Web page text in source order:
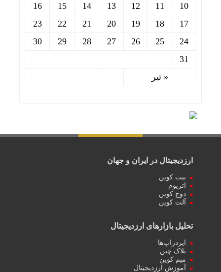
« تیر
10
11
12
13
14
15
16
17
18
19
20
21
22
23
24
25
26
27
28
29
30
31
ارزدیجیتال در ایران و جهان
بیت کوین
اتریوم
دوج کوین
آلت کوین
تحلیل بازارهای ارزدیجیتال
ایردراپ‌ها
بلاک چین
میم کوین‌
آموزش ارزدیجیتال